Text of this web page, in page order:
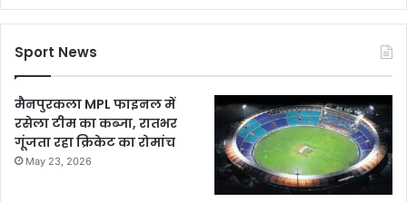
Sport News
मैनपुरकला MPL फाइनल में
रसेला टीम का कब्जा, रातभर
गूंजता रहा क्रिकेट का रोमांच
May 23, 2026